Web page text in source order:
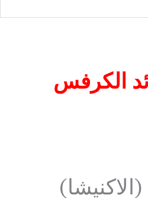
الكرفس
(الاكنيشا)